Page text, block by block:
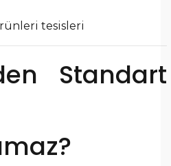
tesisleri
Standart